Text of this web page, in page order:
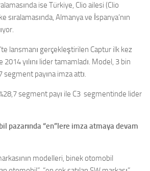
ise Türkiye, Clio ailesi (Clio
sıralamasında, Almanya ve İspanya’nın
lansmanı gerçekleştirilen Captur ilk kez
yılını lider tamamladı. Model, 3 bin
segment payına imza attı.
segment payı ile C3 segmentinde lider
pazarında “en”lere imza atmaya devam
modelleri, binek otomobil